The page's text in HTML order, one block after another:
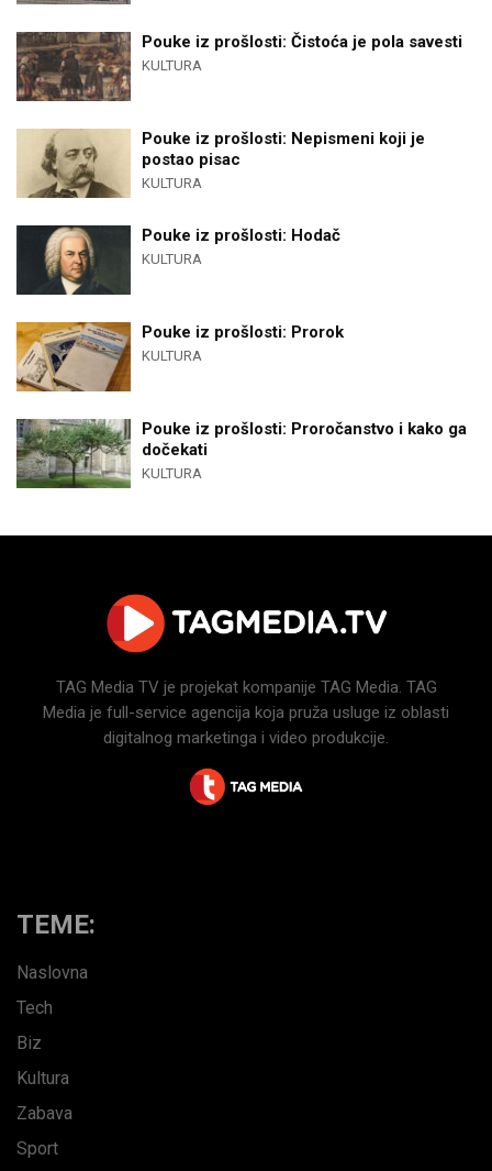
Pouke iz prošlosti: Čistoća je pola savesti
KULTURA
Pouke iz prošlosti: Nepismeni koji je
postao pisac
KULTURA
Pouke iz prošlosti: Hodač
KULTURA
Pouke iz prošlosti: Prorok
KULTURA
Pouke iz prošlosti: Proročanstvo i kako ga
dočekati
KULTURA
TAG Media TV je projekat kompanije TAG Media. TAG
Media je full-service agencija koja pruža usluge iz oblasti
digitalnog marketinga i video produkcije.
TEME:
Naslovna
Tech
Biz
Kultura
Zabava
Sport